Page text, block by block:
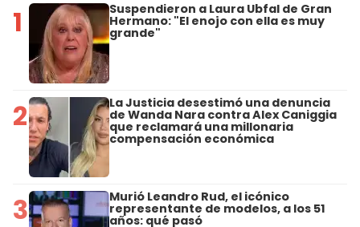
1 Suspendieron a Laura Ubfal de Gran
Hermano: "El enojo con ella es muy
grande"
2 La Justicia desestimó una denuncia
de Wanda Nara contra Alex Caniggia
que reclamará una millonaria
compensación económica
3 Murió Leandro Rud, el icónico
representante de modelos, a los 51
años: qué pasó